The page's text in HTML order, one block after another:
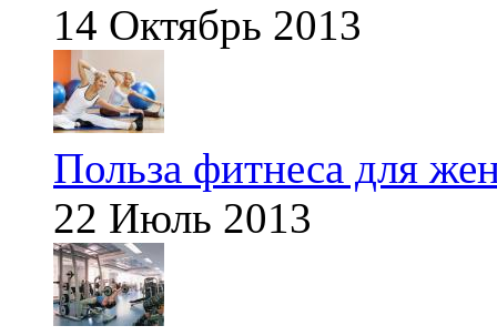
14 Октябрь 2013
Польза фитнеса для
22 Июль 2013